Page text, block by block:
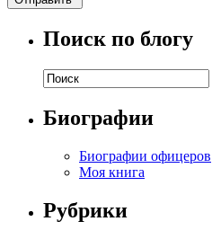
Поиск по блогу
Биографии
Биографии офицеров
Моя книга
Рубрики